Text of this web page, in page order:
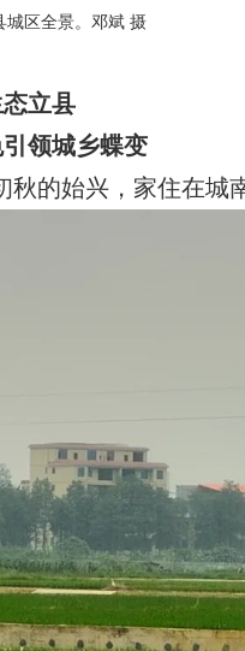
城区全景。邓斌 摄
立县
城乡蝶变
始兴，家住在城